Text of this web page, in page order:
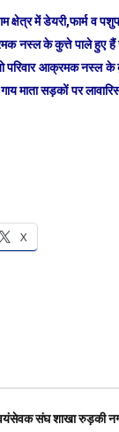
में डेयरी,फार्म व
के कुत्ते पाले हुए हैं
आक्रमक नस्ल
सड़कों पर
X
संघ शाखा रुड़की